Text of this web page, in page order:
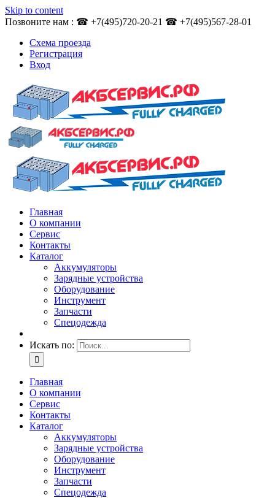
Skip to content
Позвоните нам : ☎ +7(495)720-20-21 ☎ +7(495)567-28-01
Схема проезда
Регистрация
Вход
Главная
О компании
Сервис
Контакты
Каталог
Аккумуляторы
Зарядные устройства
Оборудование
Инструмент
Запчасти
Спецодежда
Искать по:
Главная
О компании
Сервис
Контакты
Каталог
Аккумуляторы
Зарядные устройства
Оборудование
Инструмент
Запчасти
Спецодежда